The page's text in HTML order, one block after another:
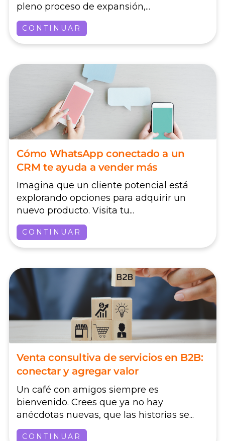
pleno proceso de expansión,...
CONTINUAR
Cómo WhatsApp conectado a un
CRM te ayuda a vender más
Imagina que un cliente potencial está
explorando opciones para adquirir un
nuevo producto. Visita tu...
CONTINUAR
Venta consultiva de servicios en B2B:
conectar y agregar valor
Un café con amigos siempre es
bienvenido. Crees que ya no hay
anécdotas nuevas, que las historias se...
CONTINUAR